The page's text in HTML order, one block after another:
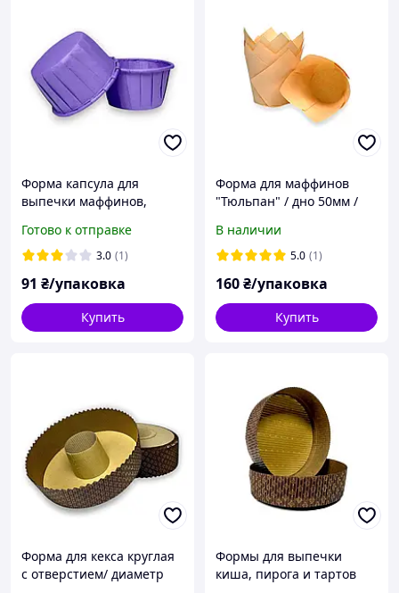
Форма капсула для
выпечки маффинов,
бумажная фиолетовая
d50*35/Формы для
упаковка-50штук
Готово к отправке
3.0 (1)
91 ₴/упаковка
Купить
Форма для маффинов
"Тюльпан" / дно 50мм /
160 штук
В наличии
5.0 (1)
160₴/упаковка
Купить
Форма для кекса круглая
с отверстием/ диаметр
Формы для выпечки
киша, пирога и тартов